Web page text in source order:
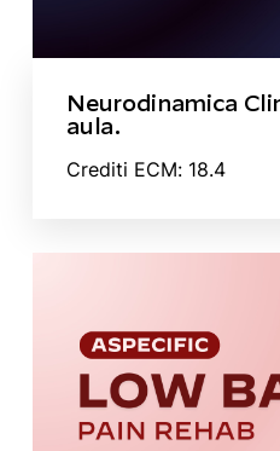
Neurodinamica
aula.
Crediti ECM: 18.4